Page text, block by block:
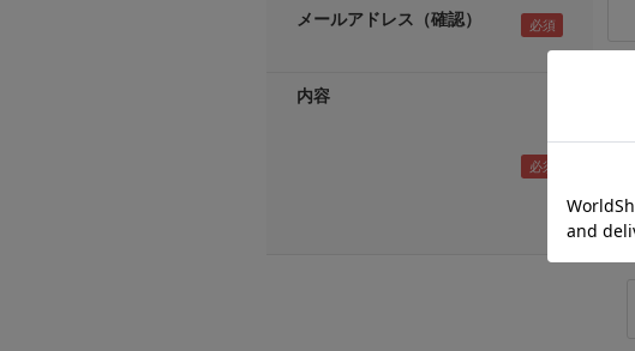
メールアドレス（確認）
内容